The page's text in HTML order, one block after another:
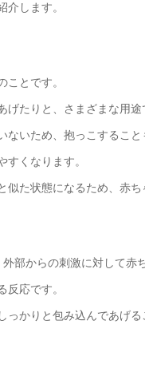
介します。
とです。
たりと、さまざまな用途
いため、抱っこすること
くなります。
た状態になるため、赤
部からの刺激に対して赤
反応です。
かりと包み込んであげ